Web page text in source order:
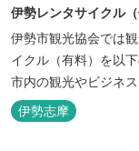
伊勢レンタサイクル
伊勢市観光協会では
イクル（有料）を以
市内の観光やビジネスに、ぜ
スセンター 電話
話 0596-65-6861
伊勢志摩